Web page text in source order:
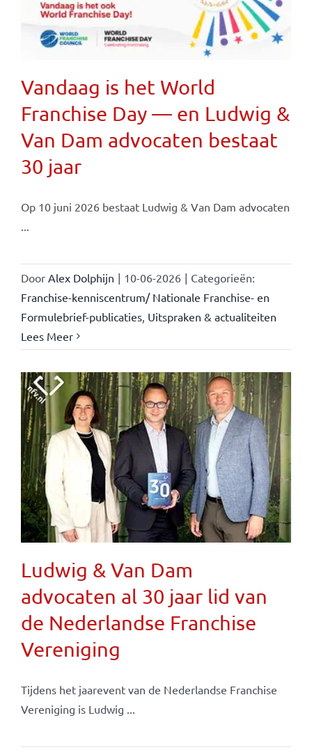
Vandaag is het World
Franchise Day — en Ludwig &
Van Dam advocaten bestaat
30 jaar
Op 10 juni 2026 bestaat Ludwig & Van Dam advocaten
Door Alex Dolphijn | 10-06-2026 | Categorieën:
Franchise-kenniscentrum/ Nationale Franchise- en
Formulebrief-publicaties, Uitspraken & actualiteiten
Lees Meer
Ludwig & Van Dam
advocaten al 30 jaar lid van
de Nederlandse Franchise
Vereniging
Tijdens het jaarevent van de Nederlandse Franchise
Vereniging is Ludwig ...